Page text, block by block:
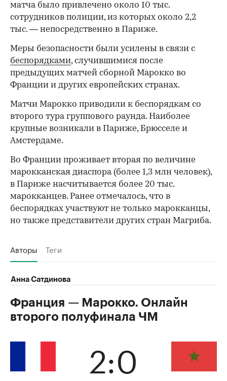
матча было привлечено около 10 тыс.
сотрудников полиции, из которых около 2,2
тыс. — непосредственно в Париже.
Меры безопасности были усилены в связи с
беспорядками, случившимися после
предыдущих матчей сборной Марокко во
Франции и других европейских странах.
Матчи Марокко приводили к беспорядкам со
второго тура группового раунда. Наиболее
крупные возникали в Париже, Брюсселе и
Амстердаме.
Во Франции проживает вторая по величине
марокканская диаспора (более 1,3 млн человек),
в Париже насчитывается более 20 тыс.
марокканцев. Ранее отмечалось, что в
беспорядках участвуют не только марокканцы,
но также представители других стран Магриба.
Авторы Теги
Анна Сатдинова
Франция — Марокко. Онлайн
второго полуфинала ЧМ
2:0